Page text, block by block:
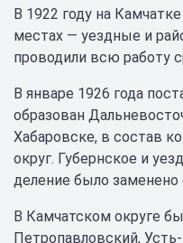
В 1922 году на
местах — уездные и
проводили всю работу
В январе 1926 года
образован
Хабаровске, в состав
округ. Губернское и
деление было
В Камчатском округе
Петропавловский,